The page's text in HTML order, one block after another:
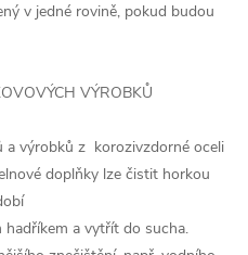
v jedné rovině, pokud budou
VÝROBKŮ
a výrobků z korozivzdorné oceli
doplňky lze čistit horkou
a vytřít do sucha.